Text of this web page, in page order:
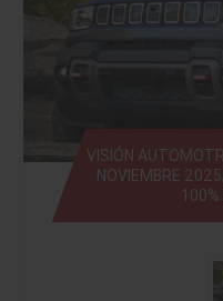
VISIÓN
NOVIEMBRE